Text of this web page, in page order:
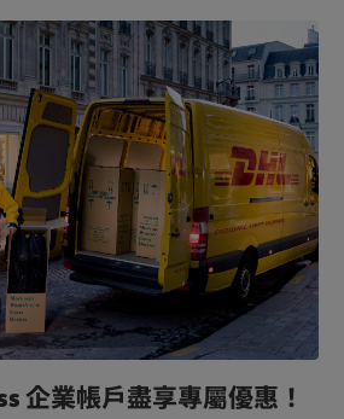
企業帳戶盡享專屬優惠！